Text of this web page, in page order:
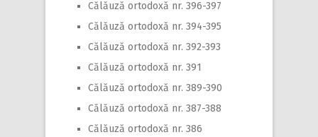
Călăuză ortodoxă nr. 396-397
Călăuză ortodoxă nr. 394-395
Călăuză ortodoxă nr. 392-393
Călăuză ortodoxă nr. 391
Călăuză ortodoxă nr. 389-390
Călăuză ortodoxă nr. 387-388
Călăuză ortodoxă nr. 386